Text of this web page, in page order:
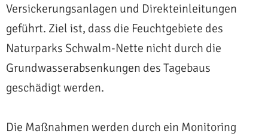
Versickerungsanlagen und Direkteinleitungen
geführt. Ziel ist, dass die Feuchtgebiete des
Naturparks Schwalm-Nette nicht durch die
Grundwasserabsenkungen des Tagebaus
geschädigt werden.
Die Maßnahmen werden durch ein Monitoring